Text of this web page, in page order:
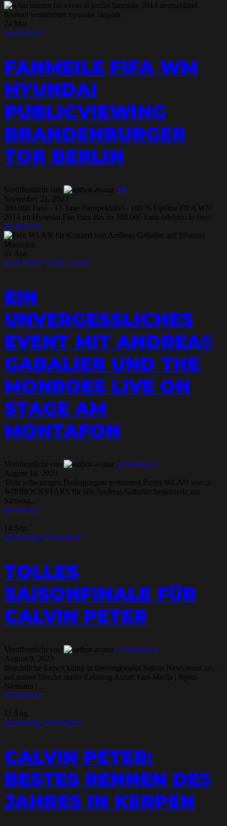
24 Mai
wlan mieten
FANMEILE FIFA WM
HYUNDAI
PUBLICVIEWING
BRANDENBURGER
TOR BERLIN
Veröffentlicht von
NB
September 21, 2023
300.000 Fans - 13 Tage Fanspektakel - 100 % Uptime FIFA WM
2014 im Hyundai Fan Park Bis zu 300.000 Fans erlebten in Berl...
Weiterlesen
01
Apr.
wlan mieten Band / Artist
EIN
UNVERGESSLICHES
EVENT MIT ANDREAS
GABALIER UND THE
MONROES LIVE ON
STAGE AM
MONTAFON
Veröffentlicht von
wifirockstars
August 14, 2023
Trotz schwierigen Bedingungen gemeistert Freies WLAN von den
WIFIROCKSTARS für alle Andreas Gabalier begeisterte am
Samstag...
Weiterlesen
14 Sep.
Sponsoring Motorsport
TOLLES
SAISONFINALE FÜR
CALVIN PETER
Veröffentlicht von
wifirockstars
August 9, 2023
Beachtliche Entwicklung in überregionaler Saison Newcomer zeigt
auf nasser Strecke starke Leistung Autor: Fast-Media | Björn
Niemann | ...
Weiterlesen
11
Aug.
Sponsoring Motorsport
CALVIN PETER:
BESTES RENNEN DES
JAHRES IN KERPEN